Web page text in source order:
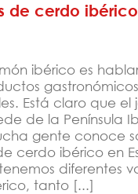
de cerdo
ibérico es
Está claro que el
de la Península
gente conoce
cerdo ibérico en
diferentes
tanto [...]